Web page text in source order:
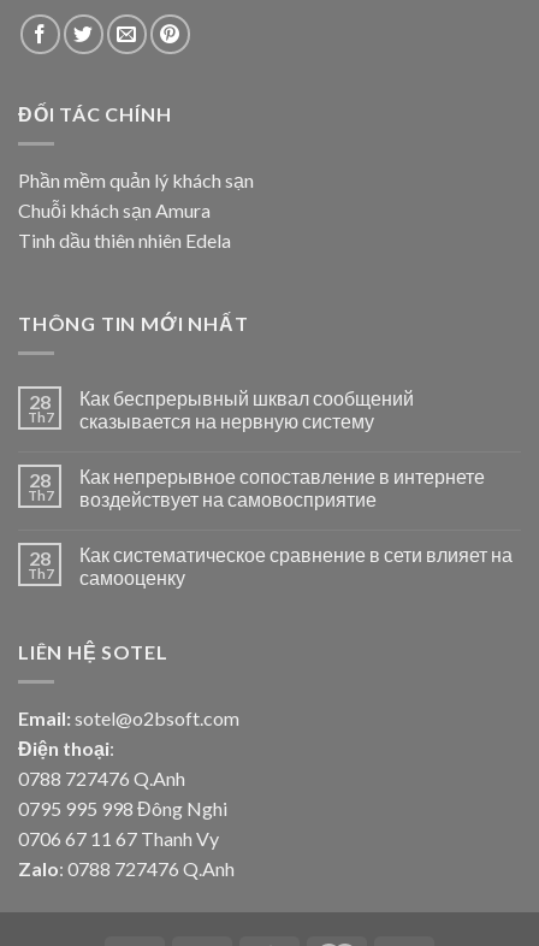
ĐỐI TÁC CHÍNH
Phần mềm quản lý khách sạn
Chuỗi khách sạn Amura
Tinh dầu thiên nhiên Edela
THÔNG TIN MỚI NHẤT
28
Th7
Как беспрерывный шквал сообщений
сказывается на нервную систему
28
Th7
Как непрерывное сопоставление в интернете
воздействует на самовосприятие
28
Th7
Как систематическое сравнение в сети влияет на
самооценку
LIÊN HỆ SOTEL
Email: sotel@o2bsoft.com
Điện thoại:
0788 727476 Q.Anh
0795 995 998 Đông Nghi
0706 67 11 67 Thanh Vy
Zalo: 0788 727476 Q.Anh